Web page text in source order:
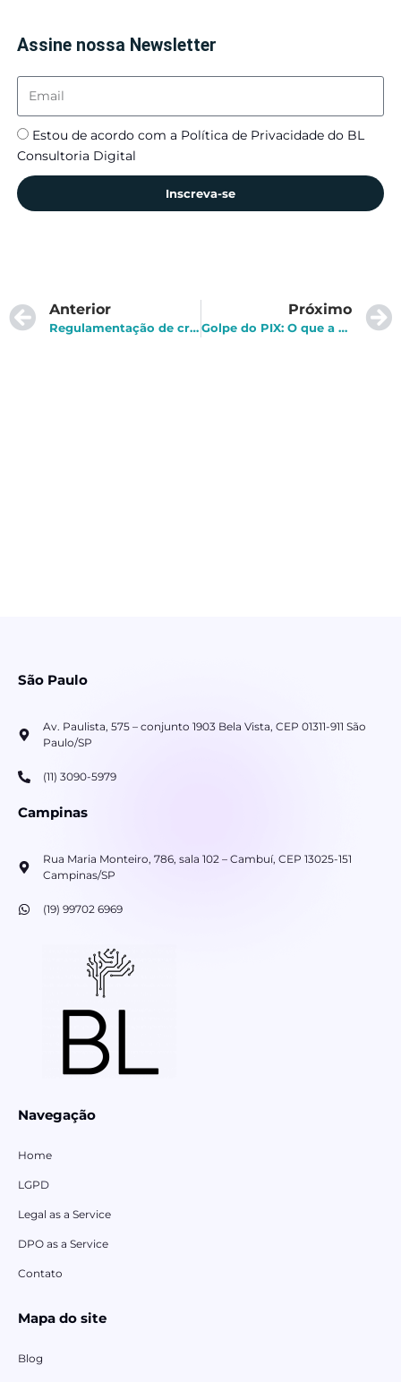
Assine nossa Newsletter
Estou de acordo com a Política de Privacidade do BL
Consultoria Digital
Inscreva-se
Anterior
Regulamentação de criptomoedas avança com aprovação no Senado
Próximo
Golpe do PIX: O que a vítima de um crime deve fazer?
São Paulo
Av. Paulista, 575 – conjunto 1903 Bela Vista, CEP 01311-911 São
Paulo/SP
(11) 3090-5979
Campinas
Rua Maria Monteiro, 786, sala 102 – Cambuí, CEP 13025-151
Campinas/SP
(19) 99702 6969
Navegação
Home
LGPD
Legal as a Service
DPO as a Service
Contato
Mapa do site
Blog